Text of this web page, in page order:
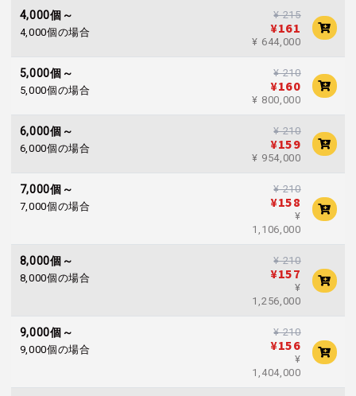
4,000個～
4,000個の場合
¥ 215
¥161
¥ 644,000
5,000個～
5,000個の場合
¥ 210
¥160
¥ 800,000
6,000個～
6,000個の場合
¥ 210
¥159
¥ 954,000
7,000個～
7,000個の場合
¥ 210
¥158
¥
1,106,000
8,000個～
8,000個の場合
¥ 210
¥157
¥
1,256,000
9,000個～
9,000個の場合
¥ 210
¥156
¥
1,404,000